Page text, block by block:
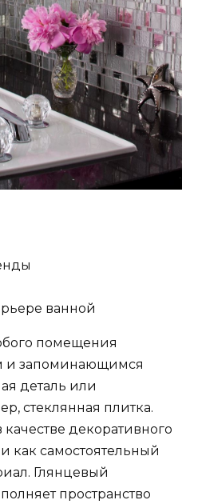
ванной
помещения
и запоминающимся
деталь или
стеклянная плитка.
декоративного
как самостоятельный
Глянцевый
пространство